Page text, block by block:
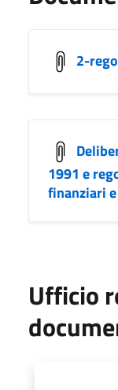
2-
1991 e
finanziari
Ufficio